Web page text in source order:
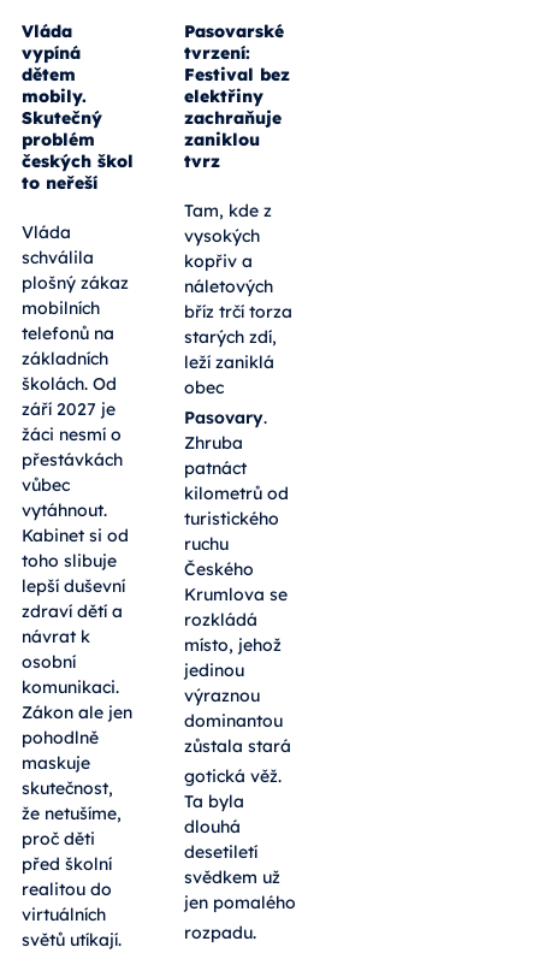
Vláda
vypíná
dětem
mobily.
Skutečný
problém
českých škol
to neřeší
Vláda
schválila
plošný zákaz
mobilních
telefonů na
základních
školách. Od
září 2027 je
žáci nesmí o
přestávkách
vůbec
vytáhnout.
Kabinet si od
toho slibuje
lepší duševní
zdraví dětí a
návrat k
osobní
komunikaci.
Zákon ale jen
pohodlně
maskuje
skutečnost,
že netušíme,
proč děti
před školní
realitou do
virtuálních
světů utíkají.
Pasovarské
tvrzení:
Festival bez
elektřiny
zachraňuje
zaniklou
tvrz
Tam, kde z
vysokých
kopřiv a
náletových
bříz trčí torza
starých zdí,
leží zaniklá
obec
Pasovary.
Zhruba
patnáct
kilometrů od
turistického
ruchu
Českého
Krumlova se
rozkládá
místo, jehož
jedinou
výraznou
dominantou
zůstala stará
gotická věž.
Ta byla
dlouhá
desetiletí
svědkem už
jen pomalého
rozpadu.